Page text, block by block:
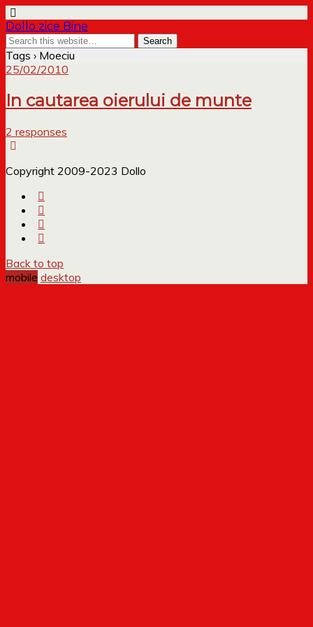
Dollo zice Bine
Tags › Moeciu
25/02/2010
In cautarea oierului de munte
2 responses
Copyright 2009-2023 Dollo
Back to top
mobile desktop